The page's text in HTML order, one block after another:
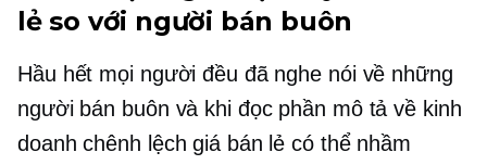
lẻ so với người bán buôn
Hầu hết mọi người đều đã nghe nói về những
người bán buôn và khi đọc phần mô tả về kinh
doanh chênh lệch giá bán lẻ có thể nhầm